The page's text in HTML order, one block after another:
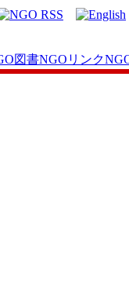
図書NGOリンク